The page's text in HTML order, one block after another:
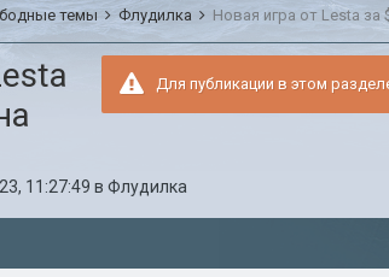
темы Флудилка Новая игра от Lesta за
Для публикации в этом
11:27:49 вФлудилка